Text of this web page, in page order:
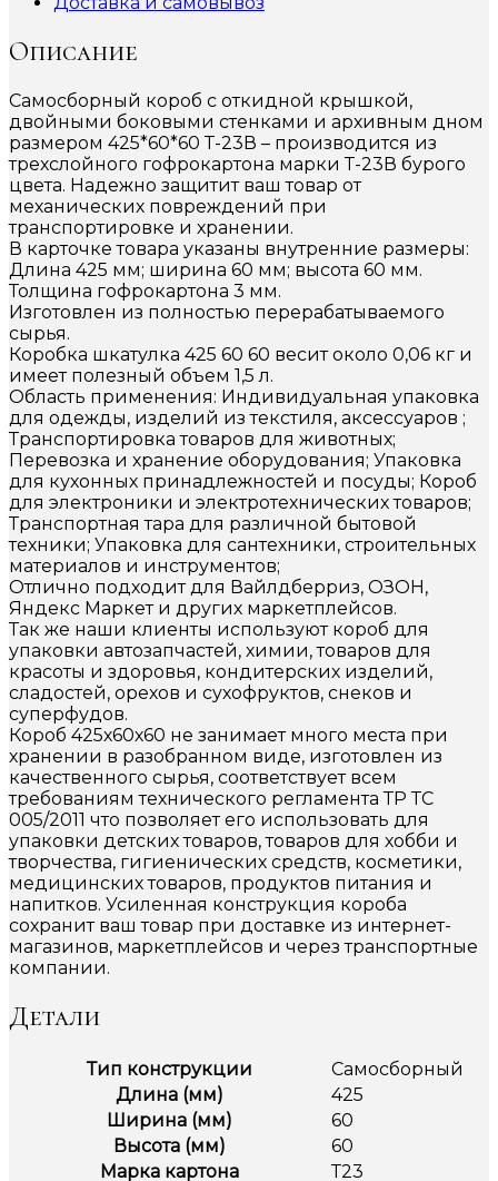
Описание
Самосборный короб с откидной крышкой,
двойными боковыми стенками и архивным дном
размером 425*60*60 Т-23В – производится из
трехслойного гофрокартона марки Т-23В бурого
цвета. Надежно защитит ваш товар от
механических повреждений при
транспортировке и хранении.
В карточке товара указаны внутренние размеры:
Длина 425 мм; ширина 60 мм; высота 60 мм.
Толщина гофрокартона 3 мм.
Изготовлен из полностью перерабатываемого
сырья.
Коробка шкатулка 425 60 60 весит около 0,06 кг и
имеет полезный объем 1,5 л.
Область применения: Индивидуальная упаковка
для одежды, изделий из текстиля, аксессуаров ;
Транспортировка товаров для животных;
Перевозка и хранение оборудования; Упаковка
для кухонных принадлежностей и посуды; Короб
для электроники и электротехнических товаров;
Транспортная тара для различной бытовой
техники; Упаковка для сантехники, строительных
материалов и инструментов;
Отлично подходит для Вайлдберриз, ОЗОН,
Яндекс Маркет и других маркетплейсов.
Так же наши клиенты используют короб для
упаковки автозапчастей, химии, товаров для
красоты и здоровья, кондитерских изделий,
сладостей, орехов и сухофруктов, снеков и
суперфудов.
Короб 425х60х60 не занимает много места при
хранении в разобранном виде, изготовлен из
качественного сырья, соответствует всем
требованиям технического регламента ТР ТС
005/2011 что позволяет его использовать для
упаковки детских товаров, товаров для хобби и
творчества, гигиенических средств, косметики,
медицинских товаров, продуктов питания и
напитков. Усиленная конструкция короба
сохранит ваш товар при доставке из интернет-
магазинов, маркетплейсов и через транспортные
компании.
Детали
Тип конструкции
Самосборный
Длина (мм)
425
Ширина (мм)
60
Высота (мм)
60
Марка картона
Т23